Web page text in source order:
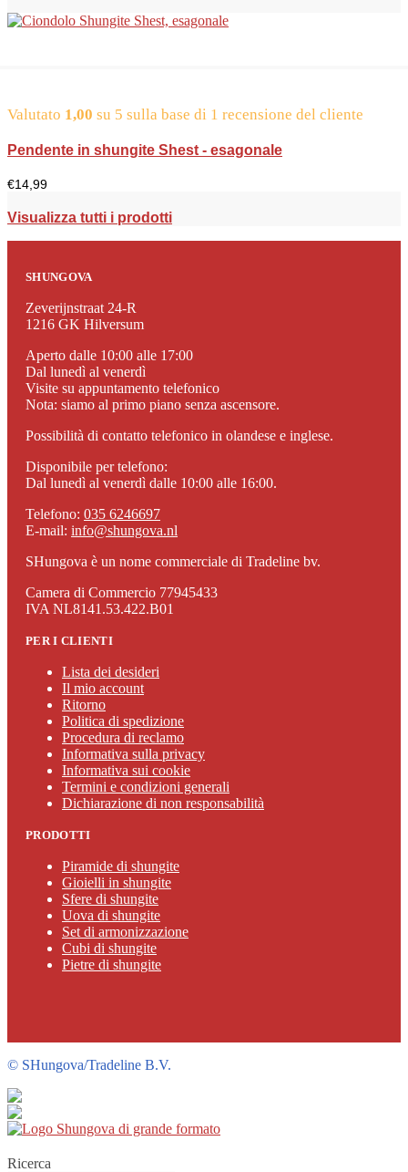
Valutato 1,00 su 5 sulla base di 1 recensione del cliente
Pendente in shungite Shest - esagonale
€14,99
Visualizza tutti i prodotti
SHUNGOVA
Zeverijnstraat 24-R
1216 GK Hilversum
Aperto dalle 10:00 alle 17:00
Dal lunedì al venerdì
Visite su appuntamento telefonico
Nota: siamo al primo piano senza ascensore.
Possibilità di contatto telefonico in olandese e inglese.
Disponibile per telefono:
Dal lunedì al venerdì dalle 10:00 alle 16:00.
Telefono: 035 6246697
E-mail: info@shungova.nl
SHungova è un nome commerciale di Tradeline bv.
Camera di Commercio 77945433
IVA NL8141.53.422.B01
PER I CLIENTI
Lista dei desideri
Il mio account
Ritorno
Politica di spedizione
Procedura di reclamo
Informativa sulla privacy
Informativa sui cookie
Termini e condizioni generali
Dichiarazione di non responsabilità
PRODOTTI
Piramide di shungite
Gioielli in shungite
Sfere di shungite
Uova di shungite
Set di armonizzazione
Cubi di shungite
Pietre di shungite
© SHungova/Tradeline B.V.
Ricerca